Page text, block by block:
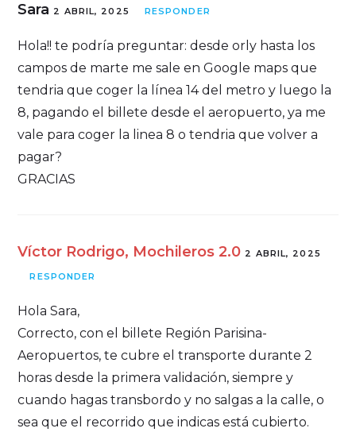
Sara 2 ABRIL, 2025 RESPONDER
Hola!! te podría preguntar: desde orly hasta los
campos de marte me sale en Google maps que
tendria que coger la línea 14 del metro y luego la
8, pagando el billete desde el aeropuerto, ya me
vale para coger la linea 8 o tendria que volver a
pagar?
GRACIAS
Víctor Rodrigo, Mochileros 2.0 2 ABRIL, 2025
RESPONDER
Hola Sara,
Correcto, con el billete Región Parisina-
Aeropuertos, te cubre el transporte durante 2
horas desde la primera validación, siempre y
cuando hagas transbordo y no salgas a la calle, o
sea que el recorrido que indicas está cubierto.